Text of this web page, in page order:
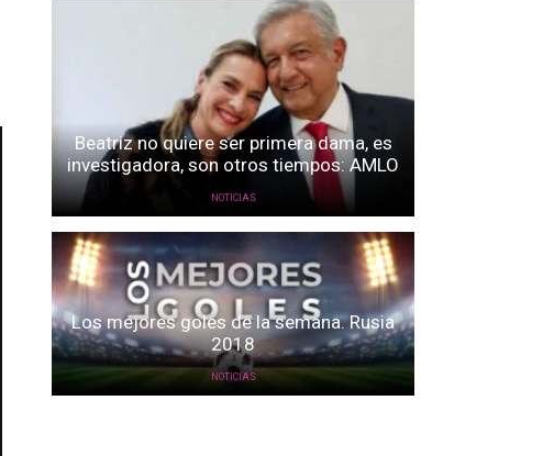
Beatriz no quiere ser primera dama, es
investigadora, son otros tiempos: AMLO
NOTICIAS
Los mejores goles de la semana. Rusia
2018
NOTICIAS